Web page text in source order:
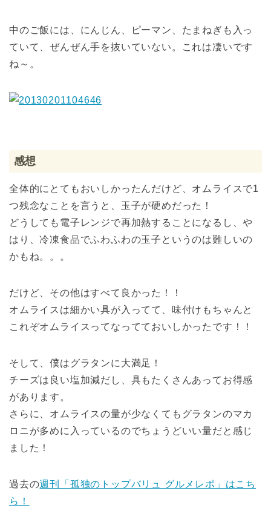
中のご飯には、にんじん、ピーマン、たまねぎも入っ
ていて、ぜんぜん手を抜いていない。これは凄いです
ね～。
感想
全体的にとてもおいしかったんだけど、オムライスで1
つ残念なことを言うと、玉子が硬めだった！
どうしても電子レンジで再加熱することになるし、や
はり、冷凍食品でふわふわの玉子というのは難しいの
かもね。。。
だけど、その他はすべて良かった！！
オムライスは細かい具が入ってて、味付けもちゃんと
これぞオムライスってなってておいしかったです！！
そして、僕はグラタンに大満足！
チーズは良い塩加減だし、具もたくさんあってお得感
があります。
さらに、オムライスの量が少なくてもグラタンのマカ
ロニが多めに入っているのでちょうどいい量だと感じ
ました！
過去の週刊「孤独のトップバリュ グルメレポ」はこち
ら！